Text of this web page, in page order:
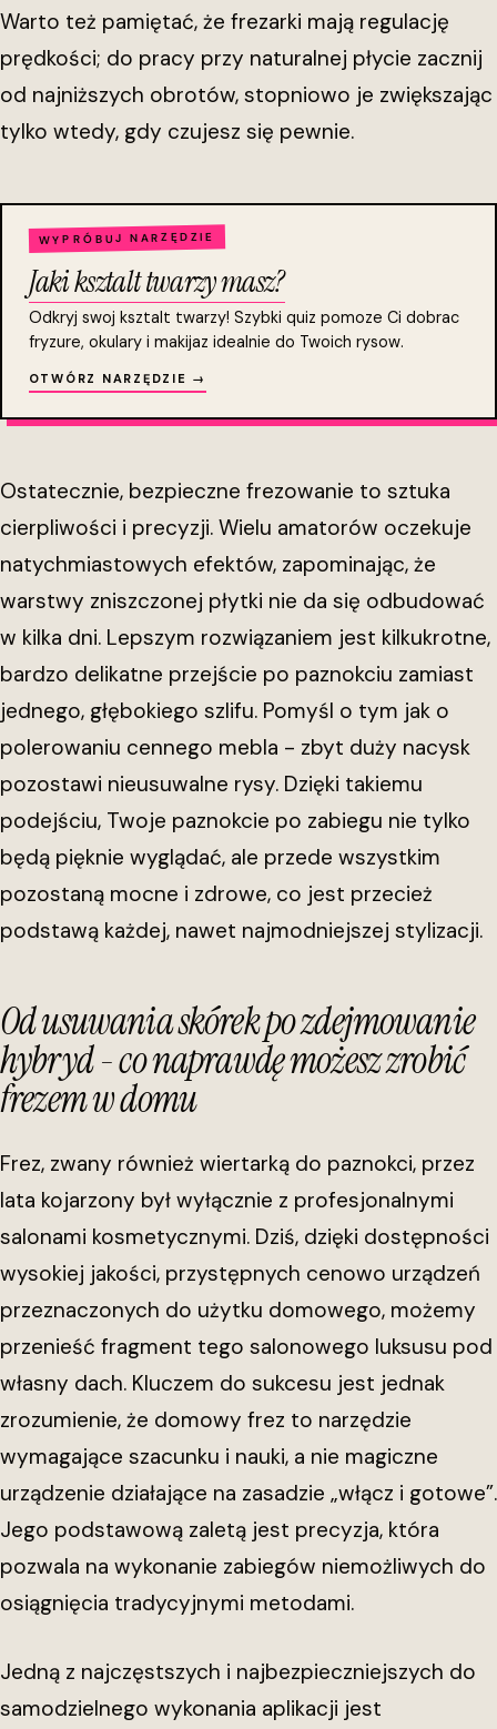
Warto też pamiętać, że frezarki mają regulację
prędkości; do pracy przy naturalnej płycie zacznij
od najniższych obrotów, stopniowo je zwiększając
tylko wtedy, gdy czujesz się pewnie.
WYPRÓBUJ NARZĘDZIE
Jaki ksztalt twarzy masz?
Odkryj swoj ksztalt twarzy! Szybki quiz pomoze Ci dobrac
fryzure, okulary i makijaz idealnie do Twoich rysow.
OTWÓRZ NARZĘDZIE →
Ostatecznie, bezpieczne frezowanie to sztuka
cierpliwości i precyzji. Wielu amatorów oczekuje
natychmiastowych efektów, zapominając, że
warstwy zniszczonej płytki nie da się odbudować
w kilka dni. Lepszym rozwiązaniem jest kilkukrotne,
bardzo delikatne przejście po paznokciu zamiast
jednego, głębokiego szlifu. Pomyśl o tym jak o
polerowaniu cennego mebla - zbyt duży nacysk
pozostawi nieusuwalne rysy. Dzięki takiemu
podejściu, Twoje paznokcie po zabiegu nie tylko
będą pięknie wyglądać, ale przede wszystkim
pozostaną mocne i zdrowe, co jest przecież
podstawą każdej, nawet najmodniejszej stylizacji.
Od usuwania skórek po zdejmowanie
hybryd - co naprawdę możesz zrobić
frezem w domu
Frez, zwany również wiertarką do paznokci, przez
lata kojarzony był wyłącznie z profesjonalnymi
salonami kosmetycznymi. Dziś, dzięki dostępności
wysokiej jakości, przystępnych cenowo urządzeń
przeznaczonych do użytku domowego, możemy
przenieść fragment tego salonowego luksusu pod
własny dach. Kluczem do sukcesu jest jednak
zrozumienie, że domowy frez to narzędzie
wymagające szacunku i nauki, a nie magiczne
urządzenie działające na zasadzie „włącz i gotowe”.
Jego podstawową zaletą jest precyzja, która
pozwala na wykonanie zabiegów niemożliwych do
osiągnięcia tradycyjnymi metodami.
Jedną z najczęstszych i najbezpieczniejszych do
samodzielnego wykonania aplikacji jest